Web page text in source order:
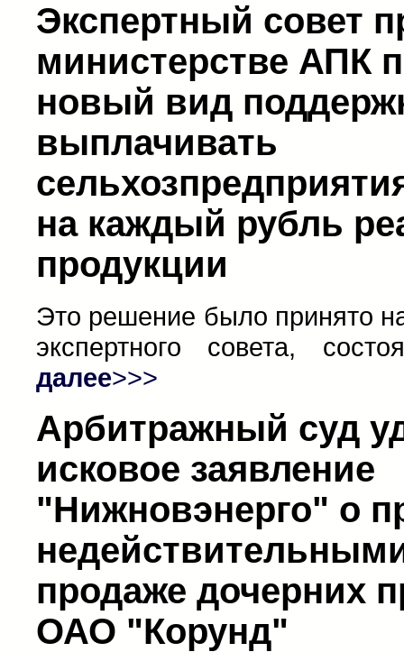
Экспертный совет
министерстве АПК
новый вид
выплачивать
на каждый рубль
продукции
Это решение было принято
экспертного совета,
далее>>>
Арбитражный суд
исковое заявление
"Нижновэнерго" о
продаже дочерних
ОАО "Корунд"